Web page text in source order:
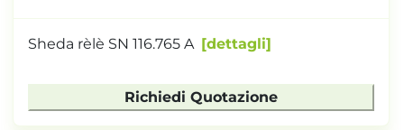
Sheda rèlè SN 116.765 A dettagli
Richiedi Quotazione